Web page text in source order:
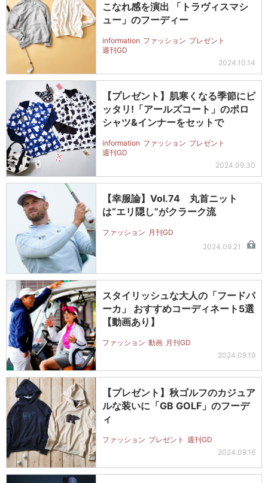
こなれ感を演出 「トラヴィスマシ
ュー」のフーディー
information ファッション プレゼント
週刊GD
2024.10.14
【プレゼント】肌寒くなる季節にピ
ッタリ!「アールズコート」のポロ
シャツ&インナーをセットで
information ファッション プレゼント
週刊GD
2024.09.30
【幸服論】Vol.74 丸首ニット
は“エリ隠し”がクラーク流
ファッション 月刊GD
2024.09.21
スタイリッシュな大人の「フードパ
ーカ」 おすすめコーディネート5選
【動画あり】
ファッション 動画 月刊GD
2024.09.19
【プレゼント】秋ゴルフのカジュア
ルな装いに「GB GOLF」のフーデ
ィ
ファッション プレゼント 週刊GD
2024.09.16